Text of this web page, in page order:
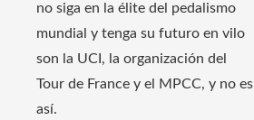
no siga en la élite del pedalismo
mundial y tenga su futuro en vilo
son la UCI, la organización del
Tour de France y el MPCC, y no es
así.